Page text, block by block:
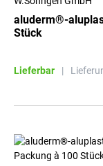
aluderm®-
Stück
Lieferbar |